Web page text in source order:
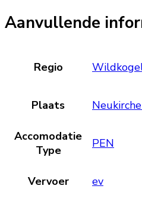
Aanvullende
Regio
Plaats
Accomodatie
Type
PEN
Vervoer ev